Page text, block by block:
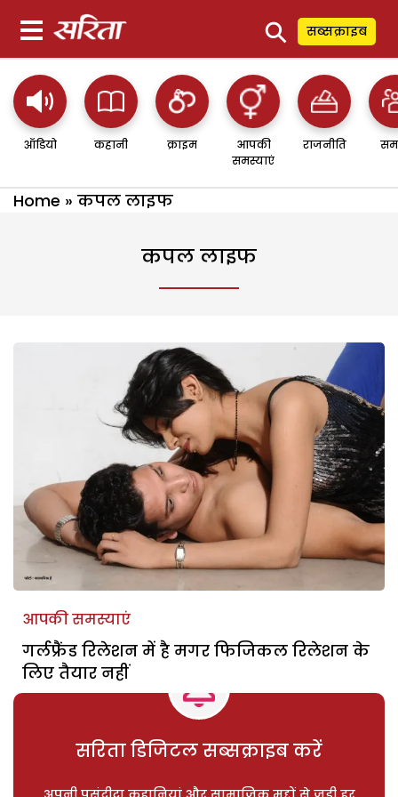
⚲ सब्सक्राइब
ऑडियो कहानी क्राइम
आपकी
समस्याएं
राजनीति
Home » कपल लाइफ
कपल लाइफ
आपकी समस्याएं
गर्लफ्रैंड रिलेशन में है मगर फिजिकल रिलेशन के
लिए तैयार नहीं
सरिता डिजिटल सब्सक्राइब करें